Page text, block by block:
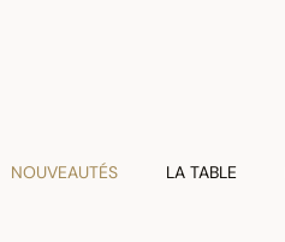
NOUVEAUTÉS LA TABLE